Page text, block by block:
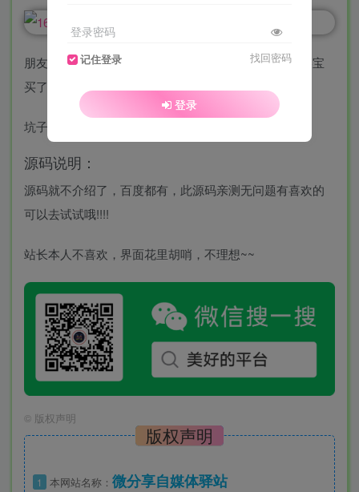
朋友圈有人问我要搭建这款大河抽奖盲盒小程序，去某宝
买了无授权源码，嗨！！买来搭建好不要了~~
坑子太多~~
源码说明：
源码就不介绍了，百度都有，此源码亲测无问题有喜欢的
可以去试试哦!!!!
站长本人不喜欢，界面花里胡哨，不理想~~
© 版权声明
版权声明
1 本网站名称： 微分享自媒体驿站
登录密码
记住登录 找回密码
登录